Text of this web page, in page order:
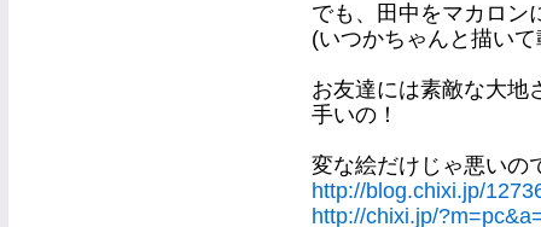
でも、田中をマカロン
(いつかちゃんと描い
お友達には素敵な大地
手いの！
変な絵だけじゃ悪いの
http://blog.chixi.jp/
http://chixi.jp/